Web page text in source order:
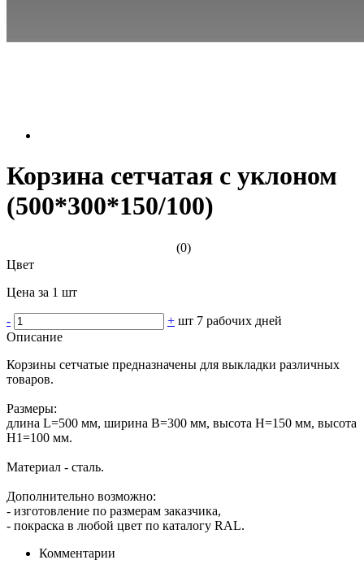
Корзина сетчатая с уклоном
(500*300*150/100)
(0)
Цвет
Цена за 1 шт
- + шт 7 рабочих дней
Описание
Корзины сетчатые предназначены для выкладки различных
товаров.
Размеры:
длина L=500 мм, ширина В=300 мм, высота Н=150 мм, высота
Н1=100 мм.
Материал - сталь.
Дополнительно возможно:
- изготовление по размерам заказчика,
- покраска в любой цвет по каталогу RAL.
Комментарии